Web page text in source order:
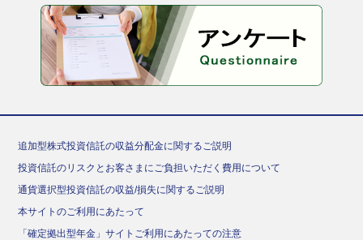
追加型株式投資信託の収益分配金に関するご説明
投資信託のリスクとお客さまにご負担いただく費用について
通貨選択型投資信託の収益/損失に関するご説明
本サイトのご利用にあたって
「確定拠出型年金」サイトご利用にあたっての注意